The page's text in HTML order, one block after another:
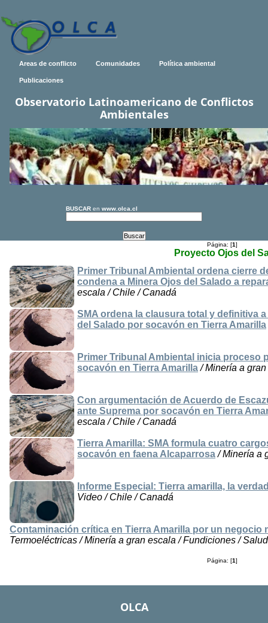
Areas de conflicto Comunidades Política ambiental
Publicaciones
Observatorio Latinoamericano de Conflictos
Ambientales
BUSCAR en www.olca.cl
Página: [1]
Proyecto Ojos del
Primer Tribunal Ambiental ordena cierre
condena a Minera Ojos del Salado a
escala / Chile / Canadá
SMA ordena la clausura total y definitiva
del Salado por socavón en Tierra Amarilla
Primer Tribunal Ambiental inicia proceso
socavón en Tierra Amarilla/ Minería a
Con argumentación de Acuerdo de
ante Suprema por socavón en Tierra
escala / Chile / Canadá
Tierra Amarilla: SMA formula cuatro
socavón en faena Alcaparrosa/ Minería a
Informe Especial: Tierra amarilla, la
Video / Chile / Canadá
Contaminación crítica en Tierra Amarilla por un negocio
Termoeléctricas / Minería a gran escala / Fundiciones /
Página: [1]
OLCA